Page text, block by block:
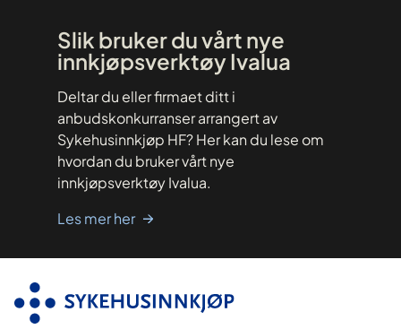
Slik bruker du vårt nye
innkjøpsverktøy Ivalua
Deltar du eller firmaet ditt i
anbudskonkurranser arrangert av
Sykehusinnkjøp HF? Her kan du lese om
hvordan du bruker vårt nye
innkjøpsverktøy Ivalua.
Les mer her